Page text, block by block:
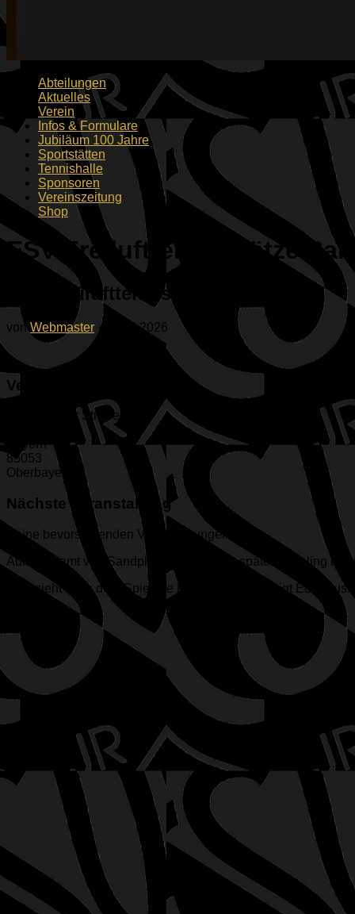
Abteilungen
Aktuelles
Verein
Infos & Formulare
Jubiläum 100 Jahre
Sportstätten
Tennishalle
Sponsoren
Vereinszeitung
Shop
ESV Freilufttennisplätze
ESV Freilufttennisplätze Sand
vonWebmaster · 30.05.2026
Veranstaltungsort
Geisenfelder Straße 1
Bayern
85053
Oberbayern
Nächste Veranstaltung
Keine bevorstehenden Veranstaltungen
Auf ingesamt vier Sandplätzen kann vom späten Frühling
Bitte zieht nach dem Spiel die Plätze ab und reinigt Eure